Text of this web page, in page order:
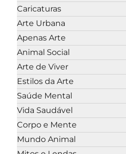
Caricaturas
Arte Urbana
Apenas Arte
Animal Social
Arte de Viver
Estilos da Arte
Saúde Mental
Vida Saudável
Corpo e Mente
Mundo Animal